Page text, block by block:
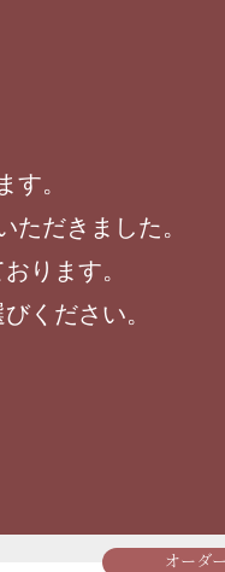
。
だきました。
ります。
ください。
オーダ